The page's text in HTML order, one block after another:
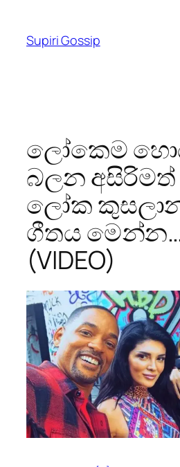
content
Supiri Gossip
ලෝක‌ෙම
බලන අසිරිමත්
ලෝක
ගීතය
(VIDEO)